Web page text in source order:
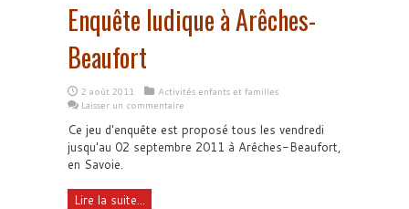
Enquête ludique à Arêches-
Beaufort
2 août 2011
Activités enfants et familles
Laisser un commentaire
Ce jeu d'enquête est proposé tous les vendredi
jusqu'au 02 septembre 2011 à Arêches-Beaufort,
en Savoie.
Lire la suite...